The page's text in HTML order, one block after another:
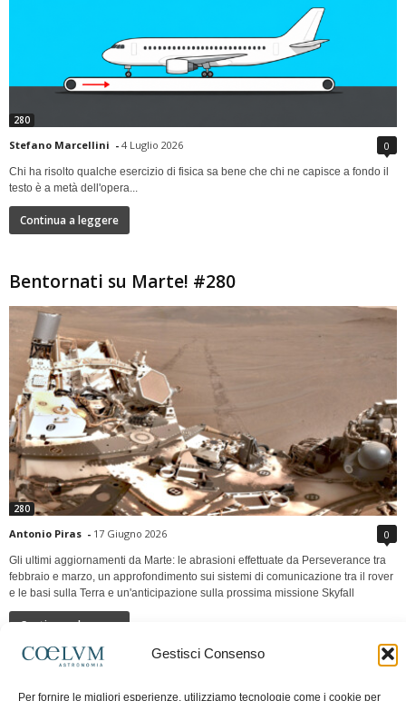
Gestisci Consenso
Per fornire le migliori esperienze, utilizziamo tecnologie come i cookie per
280
Stefano Marcellini - 4 Luglio 2026 0
Chi ha risolto qualche esercizio di fisica sa bene che chi ne capisce a fondo il
testo è a metà dell'opera...
Continua a leggere
Bentornati su Marte! #280
280
Antonio Piras - 17 Giugno 2026 0
Gli ultimi aggiornamenti da Marte: le abrasioni effettuate da Perseverance tra
febbraio e marzo, un approfondimento sui sistemi di comunicazione tra il rover
e le basi sulla Terra e un'anticipazione sulla prossima missione Skyfall
Continua a leggere